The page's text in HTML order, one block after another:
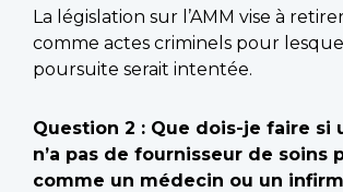
La législation sur l’AMM vise à
comme actes criminels pour
poursuite serait intentée.
Question 2 : Que dois-je faire si
n’a pas de fournisseur de soins
comme un médecin ou un